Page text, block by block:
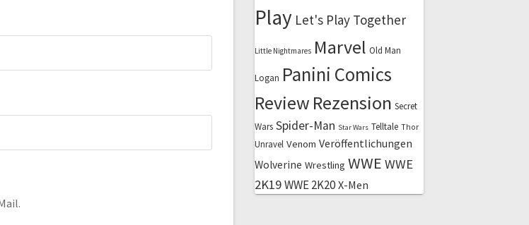
Play Let's Play Together
Little Nightmares Marvel Old Man
Logan Panini Comics
Review Rezension Secret
Wars Spider-Man Star Wars Telltale Thor
Unravel Venom Veröffentlichungen
Wolverine Wrestling WWE WWE
2K19WWE 2K20 X-Men